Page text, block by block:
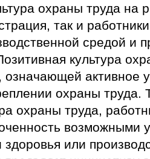
охраны труда на
так и
средой и
культура
означающей активное
охраны труда.
охраны труда,
возможными
здоровья или